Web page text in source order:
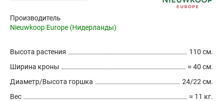
Производитель
Nieuwkoop Europe (Нидерланды)
110 см.
Высота растения
≈ 40 см.
Ширина кроны
24/22 см.
Диаметр/Высота горшка
≈ 11 кг.
Вес